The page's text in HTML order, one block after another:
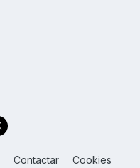
Contactar Cookies